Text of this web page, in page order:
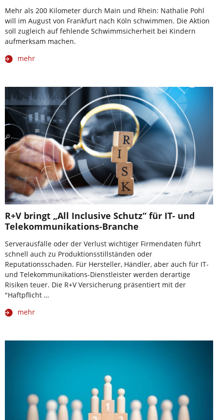
Mehr als 200 Kilometer durch Main und Rhein: Nathalie Pohl
will im August von Frankfurt nach Köln schwimmen. Die Aktion
soll zugleich auf fehlende Schwimmsicherheit bei Kindern
aufmerksam machen.
mehr
R+V bringt „All Inclusive Schutz“ für IT- und
Telekommunikations-Branche
Serverausfälle oder der Verlust wichtiger Firmendaten führt
schnell auch zu Produktionsstillständen oder
Reputationsschaden. Für Hersteller, Händler, aber auch für IT-
und Telekommunikations-Dienstleister werden derartige
Risiken teuer. Die R+V Versicherung präsentiert mit der
"Haftpflicht …
mehr